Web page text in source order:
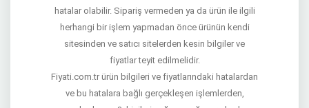
hatalar olabilir. Sipariş vermeden ya da ürün ile ilgili
herhangi bir işlem yapmadan önce ürünün kendi
sitesinden ve satıcı sitelerden kesin bilgiler ve
fiyatlar teyit edilmelidir.
Fiyati.com.tr ürün bilgileri ve fiyatlarındaki hatalardan
ve bu hatalara bağlı gerçekleşen işlemlerden,